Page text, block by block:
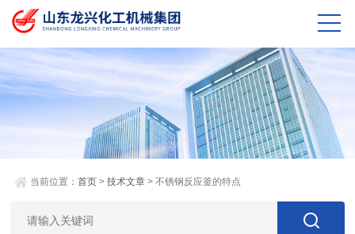
当前位置：首页 >技术文章 > 不锈钢反应釜的特点